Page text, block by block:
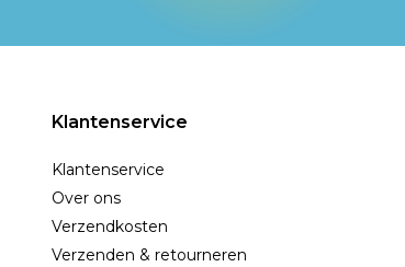
Klantenservice
Klantenservice
Over ons
Verzendkosten
Verzenden & retourneren